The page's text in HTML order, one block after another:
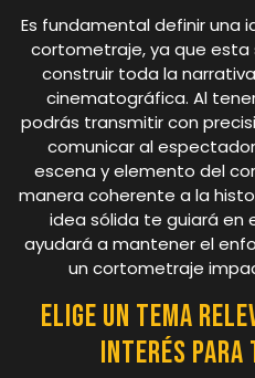
Es fundamental definir una
cortometraje, ya que esta
construir toda la
cinematográfica. Al
podrás transmitir con
comunicar al
escena y elemento del
manera coherente a la
idea sólida te guiará en
ayudará a mantener el
un cortometraje
Elige un tema
interés para